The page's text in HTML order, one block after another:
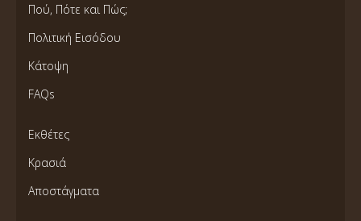
Πού, Πότε και Πώς;
Πολιτική Εισόδου
Κάτοψη
FAQs
Εκθέτες
Κρασιά
Αποστάγματα